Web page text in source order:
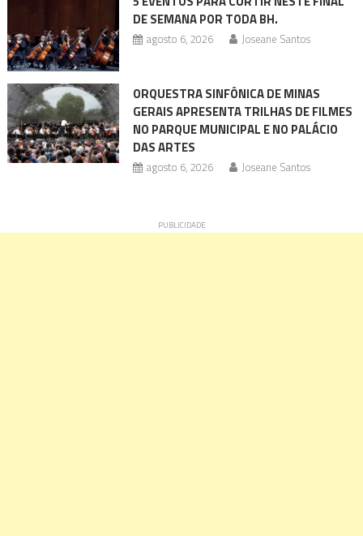
DE SEMANA POR TODA BH.
agosto 6, 2026 Joseane Santos
ORQUESTRA SINFÔNICA DE MINAS
GERAIS APRESENTA TRILHAS DE FILMES
NO PARQUE MUNICIPAL E NO PALÁCIO
DAS ARTES
agosto 6, 2026 Joseane Santos